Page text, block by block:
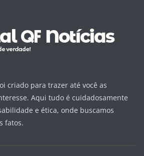
criado para trazer até você as
Aqui tudo é cuidadosamente
e ética, onde buscamos
fatos.